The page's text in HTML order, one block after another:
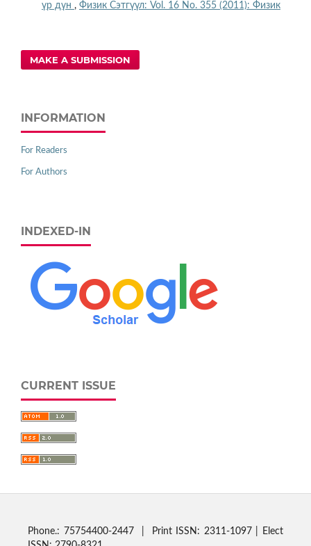
үр дүн , Физик Сэтгүүл: Vol. 16 No. 355 (2011): Физик
MAKE A SUBMISSION
INFORMATION
For Readers
For Authors
INDEXED-IN
CURRENT ISSUE
Phone.: 75754400-2447 | Print ISSN: 2311-1097 | Elect